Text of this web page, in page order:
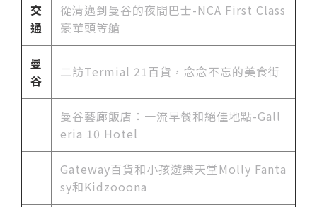
交
通
從清邁到曼谷的夜間巴士-NCA First Class
豪華頭等艙
曼
谷
二訪Termial 21百貨，念念不忘的美食街
曼谷藝廊飯店：一流早餐和絕佳地點-Gall
eria 10 Hotel
Gateway百貨和小孩遊樂天堂Molly Fanta
sy和Kidzooona